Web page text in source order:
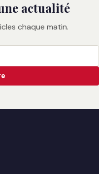
actualité
chaque matin.